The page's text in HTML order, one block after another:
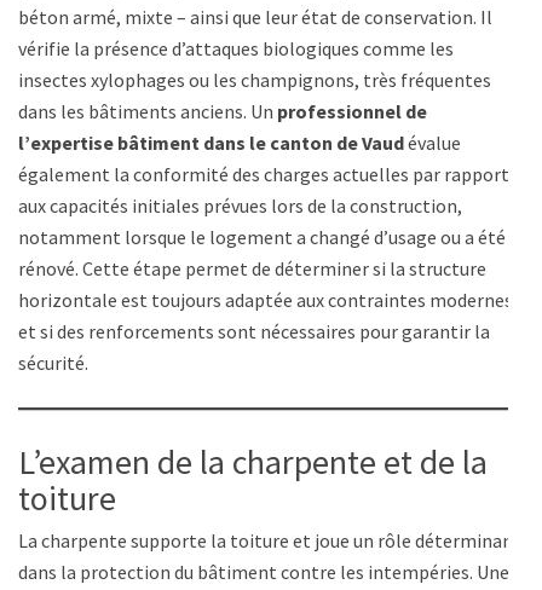
béton armé, mixte – ainsi que leur état de conservation. Il
vérifie la présence d’attaques biologiques comme les
insectes xylophages ou les champignons, très fréquentes
dans les bâtiments anciens. Un professionnel de
l’expertise bâtiment dans le canton de Vaudévalue
également la conformité des charges actuelles par rapport
aux capacités initiales prévues lors de la construction,
notamment lorsque le logement a changé d’usage ou a été
rénové. Cette étape permet de déterminer si la structure
horizontale est toujours adaptée aux contraintes modernes
et si des renforcements sont nécessaires pour garantir la
sécurité.
L’examen de la charpente et de la
toiture
La charpente supporte la toiture et joue un rôle déterminant
dans la protection du bâtiment contre les intempéries. Une